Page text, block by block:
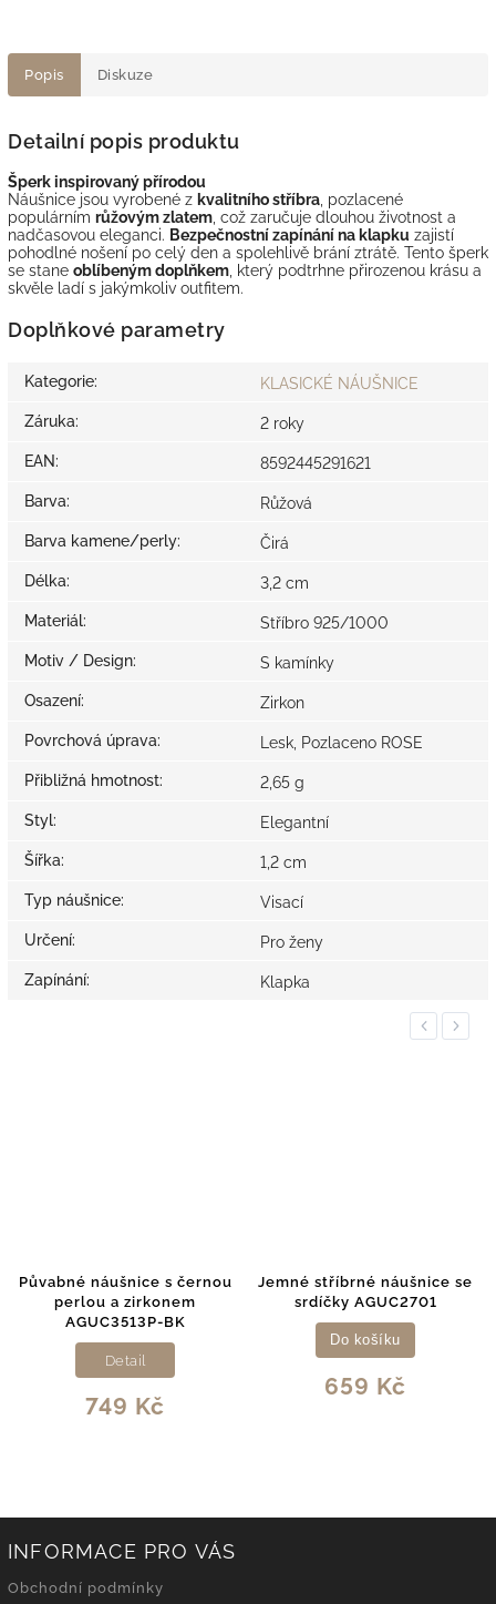
Popis Diskuze
Detailní popis produktu
Šperk inspirovaný přírodou
Náušnice jsou vyrobené z kvalitního stříbra, pozlacené
populárním růžovým zlatem, což zaručuje dlouhou životnost a
nadčasovou eleganci. Bezpečnostní zapínání na klapku zajistí
pohodlné nošení po celý den a spolehlivě brání ztrátě. Tento šperk
se stane oblíbeným doplňkem, který podtrhne přirozenou krásu a
skvěle ladí s jakýmkoliv outfitem.
Doplňkové parametry
Kategorie: KLASICKÉ NÁUŠNICE
Záruka: 2 roky
EAN: 8592445291621
Barva: Růžová
Barva kamene/perly: Čirá
Délka: 3,2 cm
Materiál: Stříbro 925/1000
Motiv / Design: S kamínky
Osazení: Zirkon
Povrchová úprava: Lesk, Pozlaceno ROSE
Přibližná hmotnost: 2,65 g
Styl: Elegantní
Šířka: 1,2 cm
Typ náušnice: Visací
Určení: Pro ženy
Zapínání: Klapka
Previous
Jemné stříbrné náušnice se
srdíčky AGUC2701
659 Kč
Do košíku
Jemné srdíčkové
zirkony AGUC1273DL
909 Kč
Do košíku
Next
INFORMACE PRO VÁS
Obchodní podmínky